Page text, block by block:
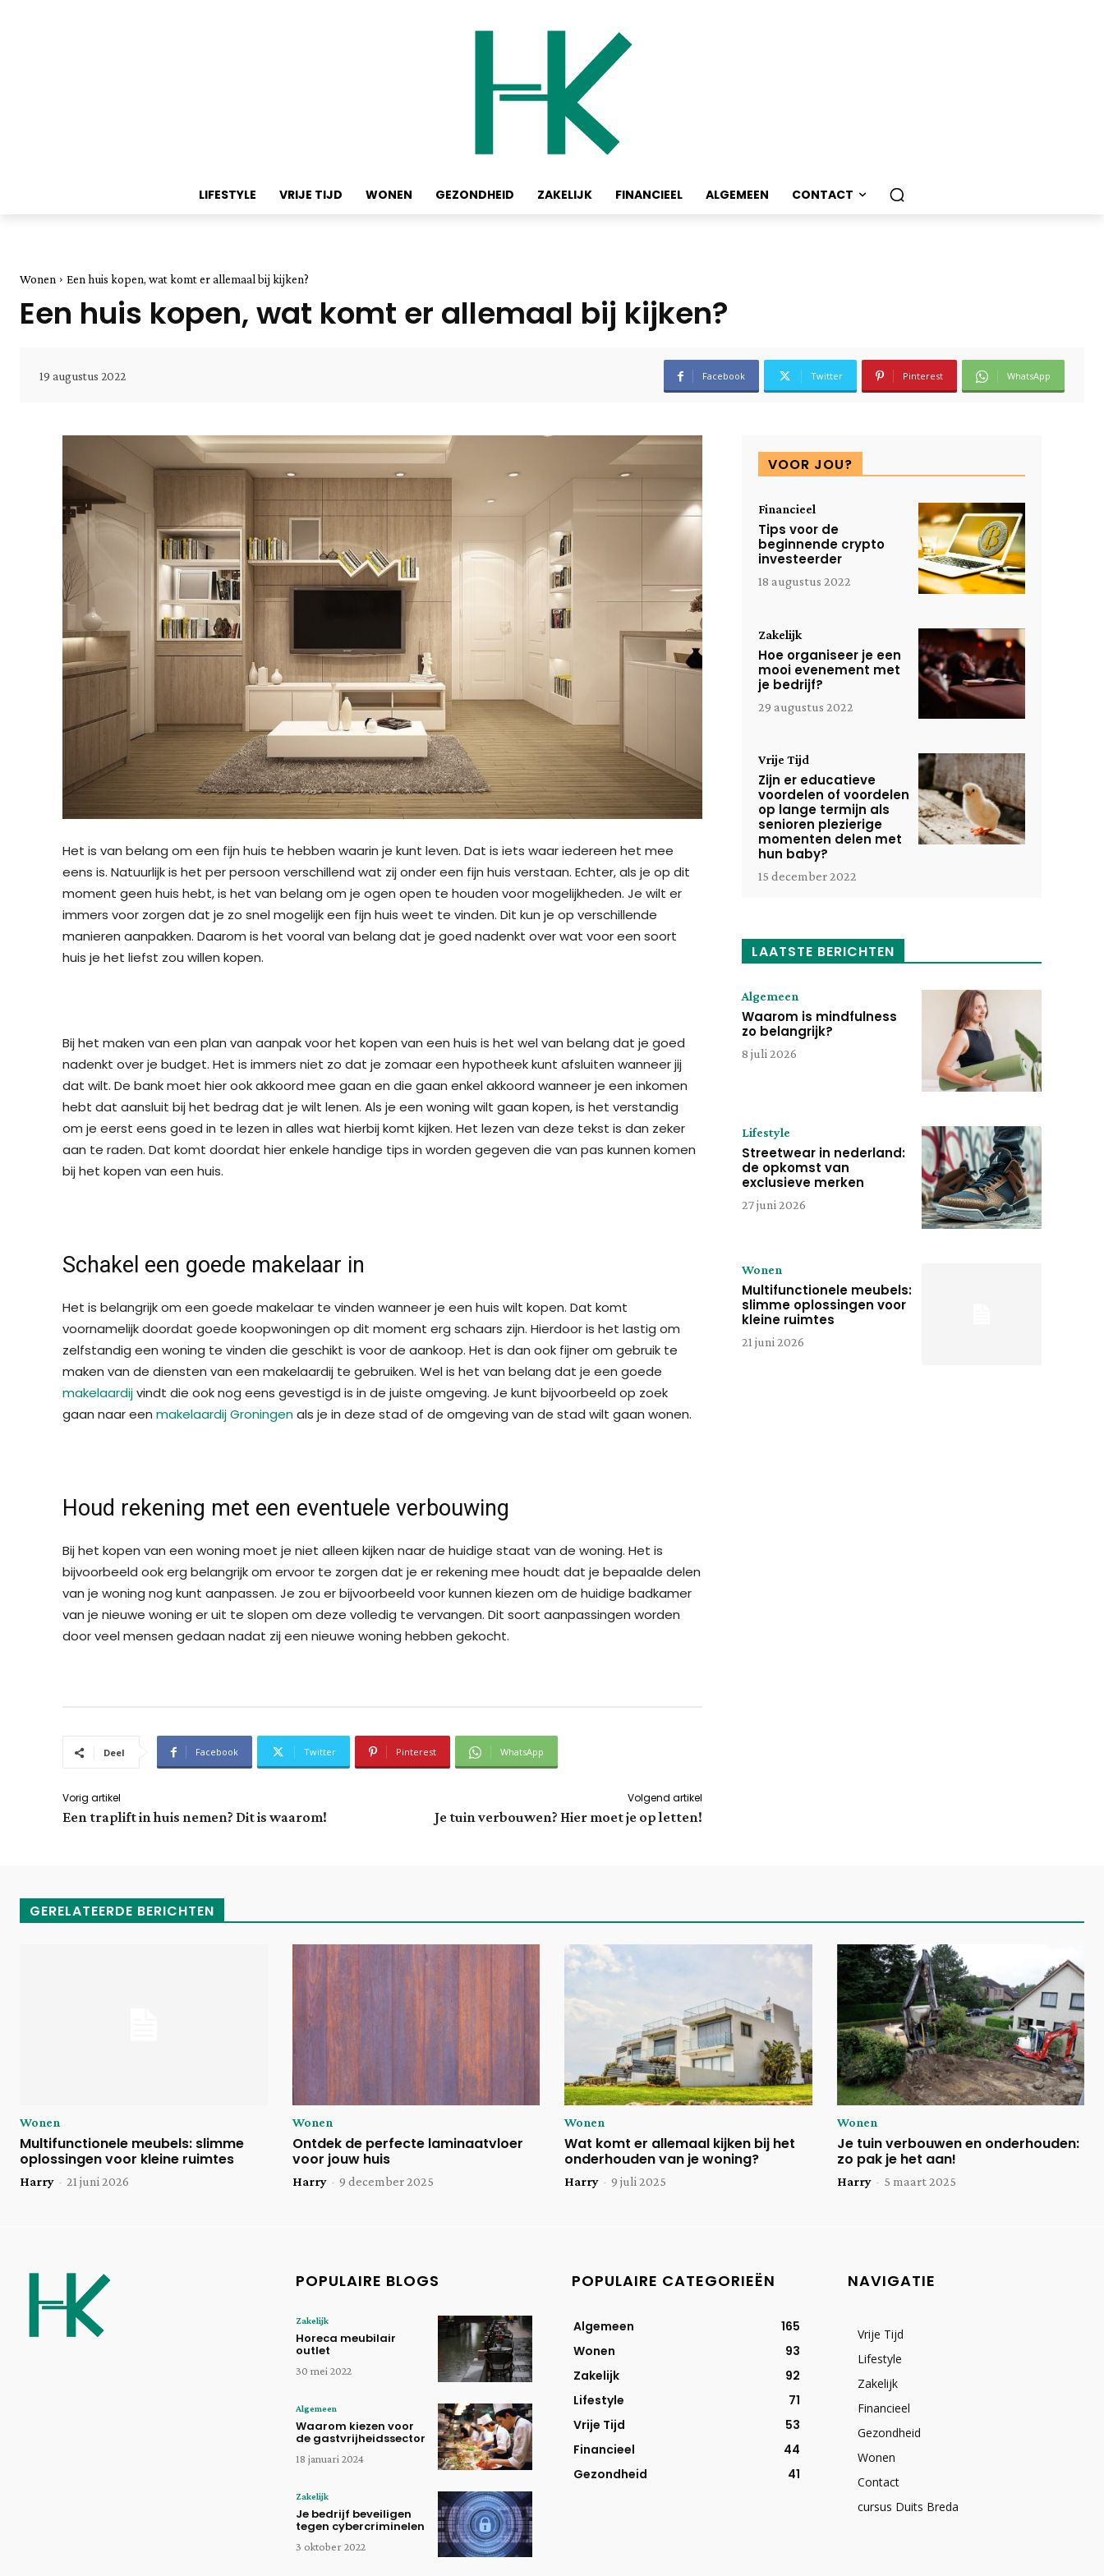
LIFESTYLE VRIJE TIJD WONEN GEZONDHEID ZAKELIJK FINANCIEEL ALGEMEEN CONTACT
Wonen Een huis kopen, wat komt er allemaal bij kijken?
Een huis kopen, wat komt er allemaal bij kijken?
19 augustus 2022 Facebook Twitter Pinterest WhatsApp
Het is van belang om een fijn huis te hebben waarin je kunt leven. Dat is iets waar iedereen het mee
eens is. Natuurlijk is het per persoon verschillend wat zij onder een fijn huis verstaan. Echter, als je op dit
moment geen huis hebt, is het van belang om je ogen open te houden voor mogelijkheden. Je wilt er
immers voor zorgen dat je zo snel mogelijk een fijn huis weet te vinden. Dit kun je op verschillende
manieren aanpakken. Daarom is het vooral van belang dat je goed nadenkt over wat voor een soort
huis je het liefst zou willen kopen.
Bij het maken van een plan van aanpak voor het kopen van een huis is het wel van belang dat je goed
nadenkt over je budget. Het is immers niet zo dat je zomaar een hypotheek kunt afsluiten wanneer jij
dat wilt. De bank moet hier ook akkoord mee gaan en die gaan enkel akkoord wanneer je een inkomen
hebt dat aansluit bij het bedrag dat je wilt lenen. Als je een woning wilt gaan kopen, is het verstandig
om je eerst eens goed in te lezen in alles wat hierbij komt kijken. Het lezen van deze tekst is dan zeker
aan te raden. Dat komt doordat hier enkele handige tips in worden gegeven die van pas kunnen komen
bij het kopen van een huis.
Schakel een goede makelaar in
Het is belangrijk om een goede makelaar te vinden wanneer je een huis wilt kopen. Dat komt
voornamelijk doordat goede koopwoningen op dit moment erg schaars zijn. Hierdoor is het lastig om
zelfstandig een woning te vinden die geschikt is voor de aankoop. Het is dan ook fijner om gebruik te
maken van de diensten van een makelaardij te gebruiken. Wel is het van belang dat je een goede
makelaardijvindt die ook nog eens gevestigd is in de juiste omgeving. Je kunt bijvoorbeeld op zoek
gaan naar een makelaardij Groningenals je in deze stad of de omgeving van de stad wilt gaan wonen.
Houd rekening met een eventuele verbouwing
Bij het kopen van een woning moet je niet alleen kijken naar de huidige staat van de woning. Het is
bijvoorbeeld ook erg belangrijk om ervoor te zorgen dat je er rekening mee houdt dat je bepaalde delen
van je woning nog kunt aanpassen. Je zou er bijvoorbeeld voor kunnen kiezen om de huidige badkamer
van je nieuwe woning er uit te slopen om deze volledig te vervangen. Dit soort aanpassingen worden
door veel mensen gedaan nadat zij een nieuwe woning hebben gekocht.
Deel Facebook Twitter Pinterest WhatsApp
Vorig artikel
Een traplift in huis nemen? Dit is waarom!
Volgend artikel
Je tuin verbouwen? Hier moet je op letten!
VOOR JOU?
Financieel
Tips voor de
beginnende crypto
investeerder
18 augustus 2022
Zakelijk
Hoe organiseer je een
mooi evenement met
je bedrijf?
29 augustus 2022
Vrije Tijd
Zijn er educatieve
voordelen of voordelen
op lange termijn als
senioren plezierige
momenten delen met
hun baby?
15 december 2022
LAATSTE BERICHTEN
Algemeen
Waarom is mindfulness
zo belangrijk?
8 juli 2026
Lifestyle
Streetwear in nederland:
de opkomst van
exclusieve merken
27 juni 2026
Wonen
Multifunctionele meubels:
slimme oplossingen voor
kleine ruimtes
21 juni 2026
GERELATEERDE BERICHTEN
Wonen
Multifunctionele meubels: slimme
oplossingen voor kleine ruimtes
Harry - 21 juni 2026
Wonen
Ontdek de perfecte laminaatvloer
voor jouw huis
Harry - 9 december 2025
Wonen
Wat komt er allemaal kijken bij het
onderhouden van je woning?
Harry - 9 juli 2025
Wonen
Je tuin verbouwen en onderhouden:
zo pak je het aan!
Harry - 5 maart 2025
POPULAIRE BLOGS
Zakelijk
Horeca meubilair
outlet
30 mei 2022
Algemeen
Waarom kiezen voor
de gastvrijheidssector
18 januari 2024
Zakelijk
Je bedrijf beveiligen
tegen cybercriminelen
3 oktober 2022
POPULAIRE CATEGORIEËN
Algemeen
165
Wonen
93
Zakelijk
92
Lifestyle
71
Vrije Tijd
53
Financieel
44
Gezondheid
41
NAVIGATIE
Vrije Tijd
Lifestyle
Zakelijk
Financieel
Gezondheid
Wonen
Contact
cursus Duits Breda